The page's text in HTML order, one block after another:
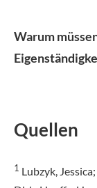
Warum
Quellen
1 Lubzyk,